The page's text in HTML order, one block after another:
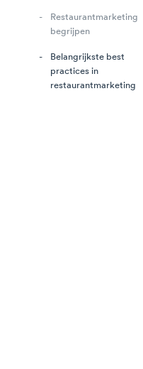
Restaurantmarketing
begrijpen
Belangrijkste best
practices in
restaurantmarketing